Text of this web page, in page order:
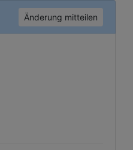
Änderung mitteilen